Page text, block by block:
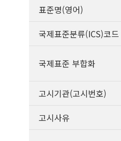
표준명(영어)
국제표준분류(ICS)코드
국제표준 부합화
고시기관(고시번호)
고시사유